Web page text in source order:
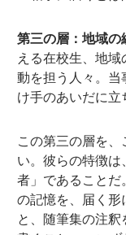
第三の層：地域の
える在校生、地
動を担う人々。
け手のあいだに立
この第三の層を
い。彼らの特徴
者」であること
の記憶を、届く形
と、随筆集の注